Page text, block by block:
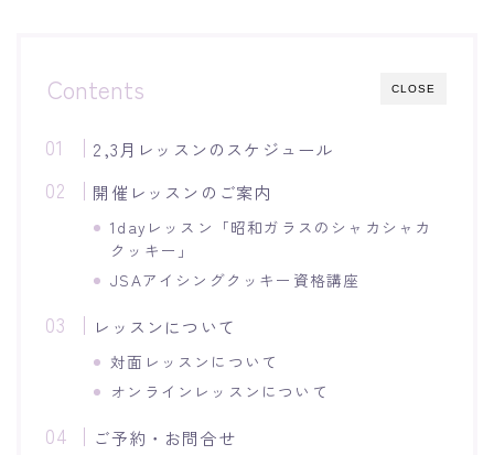
CLOSE
Contents
2,3月レッスンのスケジュール
開催レッスンのご案内
1dayレッスン「昭和ガラスのシャカシャカ
クッキー」
JSAアイシングクッキー資格講座
レッスンについて
対面レッスンについて
オンラインレッスンについて
ご予約・お問合せ